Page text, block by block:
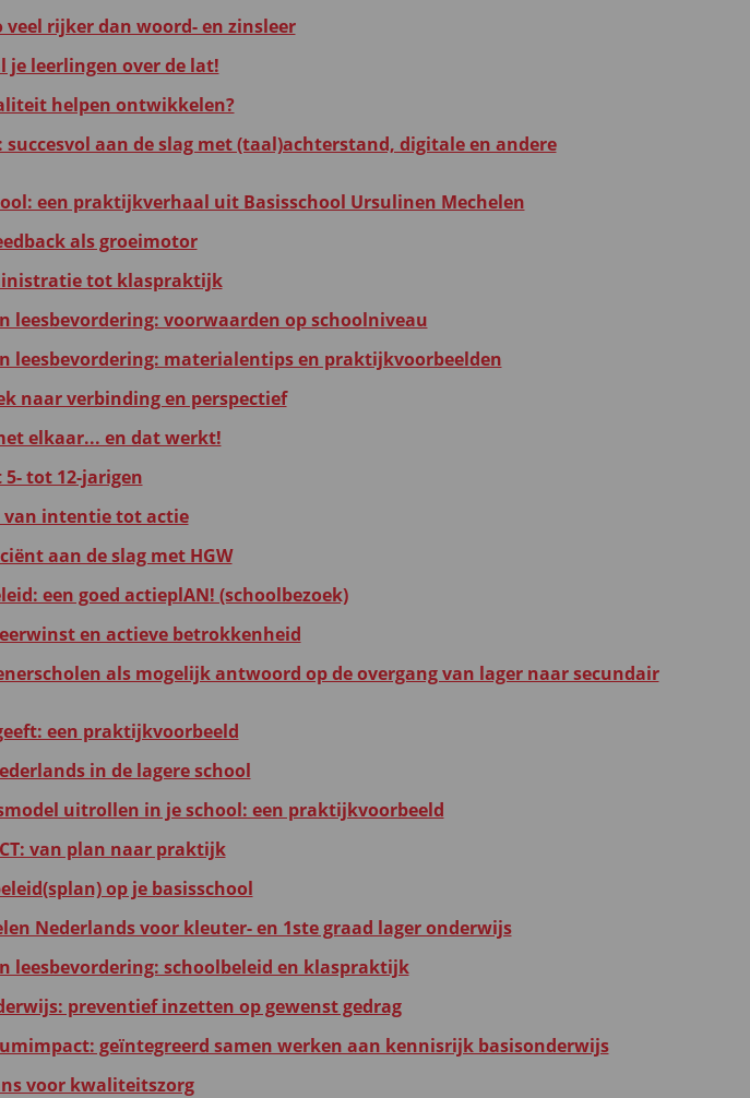
veel rijker dan woord- en zinsleer
leerlingen over de lat!
helpen ontwikkelen?
succesvol aan de slag met (taal)achterstand, digitale en andere
een praktijkverhaal uit Basisschool Ursulinen Mechelen
als groeimotor
tot klaspraktijk
leesbevordering: voorwaarden op schoolniveau
leesbevordering: materialentips en praktijkvoorbeelden
naar verbinding en perspectief
elkaar... en dat werkt!
tot 12-jarigen
van intentie tot actie
aan de slag met HGW
een goed actieplAN! (schoolbezoek)
en actieve betrokkenheid
als mogelijk antwoord op de overgang van lager naar secundair
een praktijkvoorbeeld
in de lagere school
uitrollen in je school: een praktijkvoorbeeld
van plan naar praktijk
op je basisschool
Nederlands voor kleuter- en 1ste graad lager onderwijs
leesbevordering: schoolbeleid en klaspraktijk
preventief inzetten op gewenst gedrag
geïntegreerd samen werken aan kennisrijk basisonderwijs
voor kwaliteitszorg